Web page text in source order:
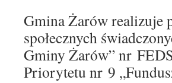
Gmina Żarów realizuje
społecznych
Gminy Żarów” nr
Priorytetu nr 9